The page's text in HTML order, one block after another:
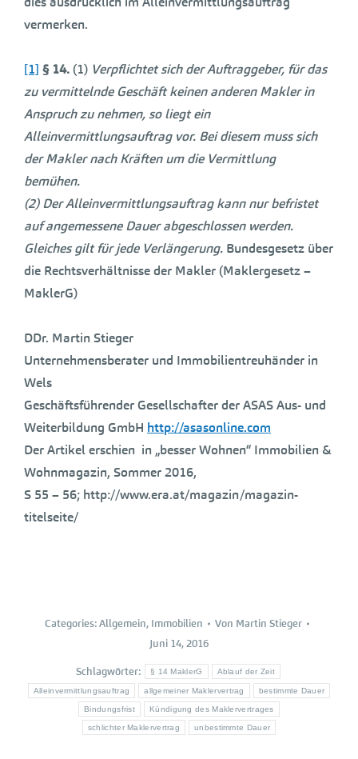
vermerken.
[1] § 14. (1) Verpflichtet sich der Auftraggeber, für das
zu vermittelnde Geschäft keinen anderen Makler in
Anspruch zu nehmen, so liegt ein
Alleinvermittlungsauftrag vor. Bei diesem muss sich
der Makler nach Kräften um die Vermittlung
bemühen.
(2) Der Alleinvermittlungsauftrag kann nur befristet
auf angemessene Dauer abgeschlossen werden.
Gleiches gilt für jede Verlängerung. Bundesgesetz über
die Rechtsverhältnisse der Makler (Maklergesetz –
MaklerG)
DDr. Martin Stieger
Unternehmensberater und Immobilientreuhänder in
Wels
Geschäftsführender Gesellschafter der ASAS Aus- und
Weiterbildung GmbH http://asasonline.com
Der Artikel erschien in „besser Wohnen“ Immobilien &
Wohnmagazin, Sommer 2016,
S 55 – 56; http://www.era.at/magazin/magazin-
titelseite/
Categories:Allgemein, Immobilien Von Martin Stieger
Juni 14, 2016
Schlagwörter: § 14 MaklerG Ablauf der Zeit
Alleinvermittlungsauftrag allgemeiner Maklervertrag bestimmte Dauer
Bindungsfrist Kündigung des Maklervertrages
schlichter Maklervertrag unbestimmte Dauer